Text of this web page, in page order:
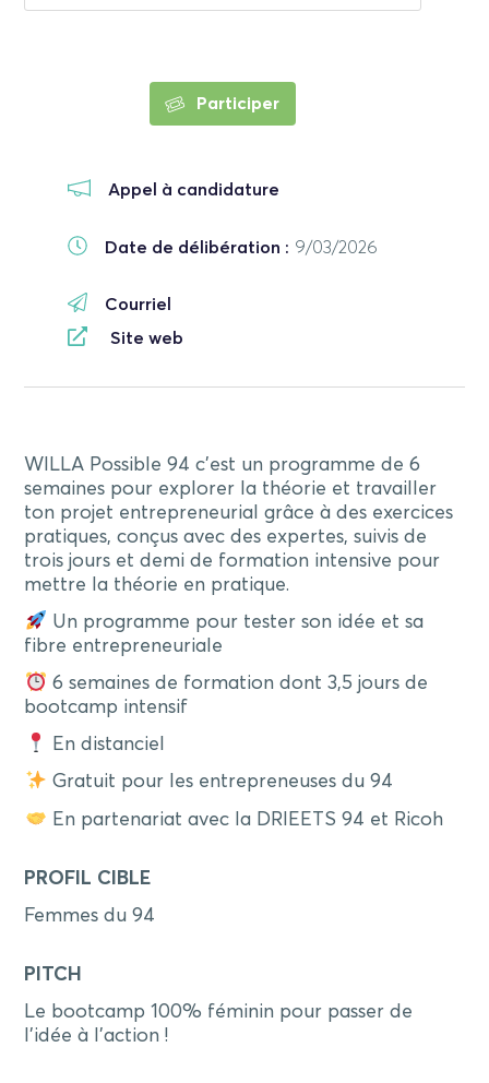
Participer
Appel à candidature
Date de délibération : 9/03/2026
Courriel
Site web
WILLA Possible 94 c’est un programme de 6
semaines pour explorer la théorie et travailler
ton projet entrepreneurial grâce à des exercices
pratiques, conçus avec des expertes, suivis de
trois jours et demi de formation intensive pour
mettre la théorie en pratique.
Un programme pour tester son idée et sa
fibre entrepreneuriale
6 semaines de formation dont 3,5 jours de
bootcamp intensif
En distanciel
Gratuit pour les entrepreneuses du 94
En partenariat avec la DRIEETS 94 et Ricoh
PROFIL CIBLE
Femmes du 94
PITCH
Le bootcamp 100% féminin pour passer de
l’idée à l’action !